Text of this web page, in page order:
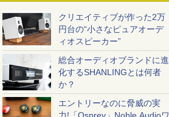
クリエイティブが作った2万
円台の“小さなピュアオーデ
ィオスピーカー”
総合オーディオブランドに進
化するSHANLINGとは何者
か？
エントリーなのに脅威の実